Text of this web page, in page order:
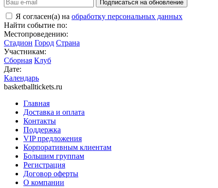
Подписаться на обновление
Я согласен(а) на обработку персональных данных
Найти событие по:
Местопроведению:
Стадион Город Страна
Участникам:
Сборная Клуб
Дате:
Календарь
basketballtickets.ru
Главная
Доставка и оплата
Контакты
Поддержка
VIP предложения
Корпоративным клиентам
Большим группам
Регистрация
Договор оферты
О компании